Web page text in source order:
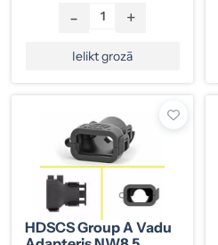
- +
Ielikt grozā
HDSCS Group A Vadu